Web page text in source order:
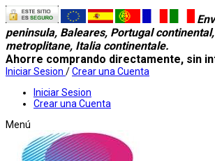
peninsula, Baleares, Portugal
metroplitane, Italia continentale.
Ahorre comprando directamente, sin
Iniciar Sesion /Crear una Cuenta
Iniciar Sesion
Crear una Cuenta
Menú